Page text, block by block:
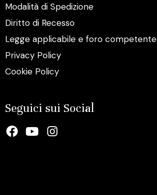
Modalità di Spedizione
Diritto di Recesso
Legge applicabile e foro competente
Privacy Policy
Cookie Policy
Seguici sui Social